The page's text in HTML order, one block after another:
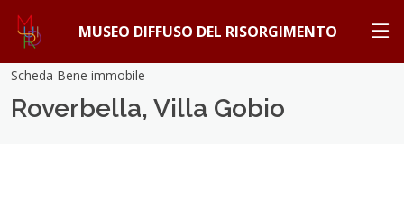
MUSEO DIFFUSO DEL RISORGIMENTO
Scheda Bene immobile
Roverbella, Villa Gobio